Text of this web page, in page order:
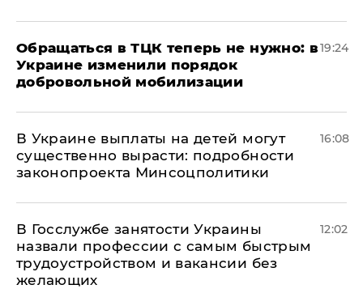
Обращаться в ТЦК теперь не нужно: в
Украине изменили порядок
добровольной мобилизации
19:24
В Украине выплаты на детей могут
существенно вырасти: подробности
законопроекта Минсоцполитики
16:08
В Госслужбе занятости Украины
назвали профессии с самым быстрым
трудоустройством и вакансии без
желающих
12:02